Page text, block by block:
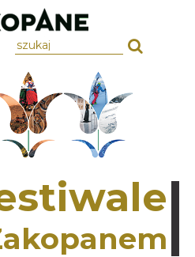
wpisz szukany tekst